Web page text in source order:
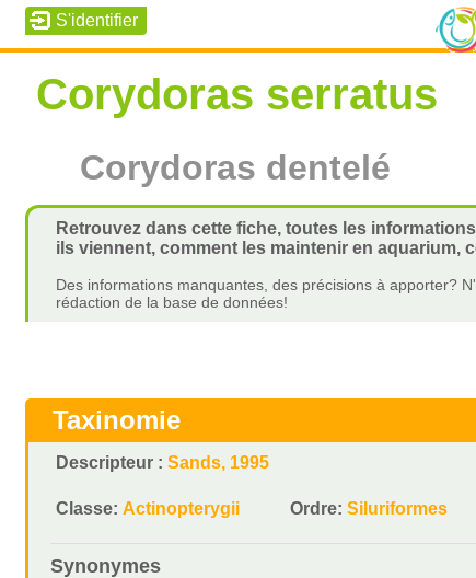
Corydoras serratus
Corydoras dentelé
Retrouvez dans cette fiche, toutes les
ils viennent, comment les maintenir en aquarium,
Des informations manquantes, des précisions à apporter?
rédaction de la base de données!
Taxinomie
Descripteur :Sands, 1995
Classe:Actinopterygii Ordre:Siluriformes
Synonymes